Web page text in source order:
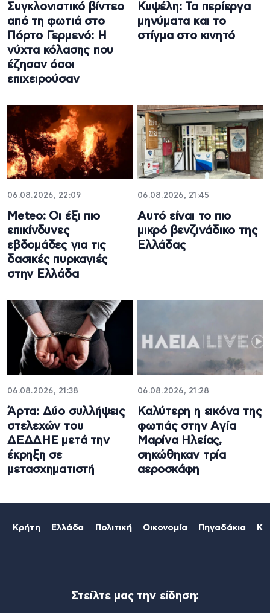
Συγκλονιστικό βίντεο
από τη φωτιά στο
Πόρτο Γερμενό: Η
νύχτα κόλασης που
έζησαν όσοι
επιχειρούσαν
Κυψέλη: Τα περίεργα
μηνύματα και το
στίγμα στο κινητό
06.08.2026, 22:09
Meteo: Οι έξι πιο
επικίνδυνες
εβδομάδες για τις
δασικές πυρκαγιές
στην Ελλάδα
06.08.2026, 21:45
Αυτό είναι το πιο
μικρό βενζινάδικο της
Ελλάδας
06.08.2026, 21:38
Άρτα: Δύο συλλήψεις
στελεχών του
ΔΕΔΔΗΕ μετά την
έκρηξη σε
μετασχηματιστή
06.08.2026, 21:28
Καλύτερη η εικόνα της
φωτιάς στην Aγία
Μαρίνα Ηλείας,
σηκώθηκαν τρία
αεροσκάφη
Κρήτη Ελλάδα Πολιτική Οικονομία Πηγαδάκια
Στείλτε μας την είδηση: